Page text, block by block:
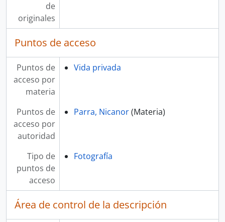
de
originales
Puntos de acceso
Puntos de
acceso por
materia
Vida privada
Puntos de
acceso por
autoridad
Parra, Nicanor(Materia)
Tipo de
puntos de
acceso
Fotografía
Área de control de la descripción